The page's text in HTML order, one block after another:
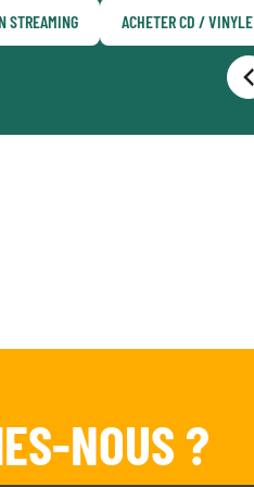
STREAMING ACHETER CD / VINYLE
NOUS ?